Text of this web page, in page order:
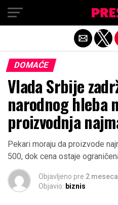
DOMAĆE
Vlada Srbije
narodnog hleba
proizvodnja
Pekari moraju da proizvode
500, dok cena ostaje
Objavljeno pre 2 meseca
Objavio: biznis
Exit